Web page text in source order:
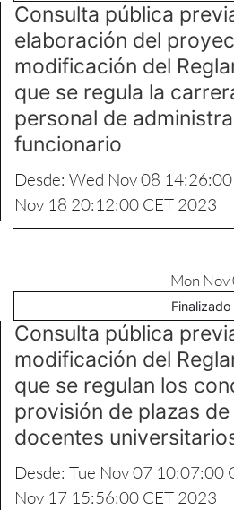
Consulta pública
elaboración del
modificación del
que se regula la
personal de
funcionario
Desde: Wed Nov 08
Nov 18 20:12:00 CET 2023
Mon
Finalizado
Consulta pública
modificación del
que se regulan los
provisión de plazas
docentes
Desde: Tue Nov 07 10:07:00
Nov 17 15:56:00 CET 2023